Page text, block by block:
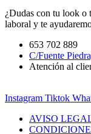
¿Dudas con tu look o
laboral y te
653 702 889
C/Fuente
Atención al
Instagram Tiktok
AVISO